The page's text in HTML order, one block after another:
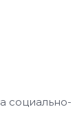
социально-